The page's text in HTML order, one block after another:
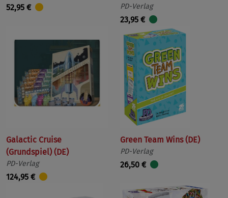
52,95 € PD-Verlag
23,95 €
Galactic Cruise
(Grundspiel) (DE)
PD-Verlag
124,95 €
Green Team Wins (DE)
PD-Verlag
26,50 €